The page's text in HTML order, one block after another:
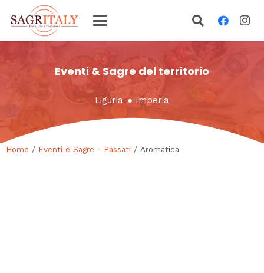
Eventi & Sagre del territorio
Liguria ●Imperia
Home / Eventi e Sagre - Passati / Aromatica